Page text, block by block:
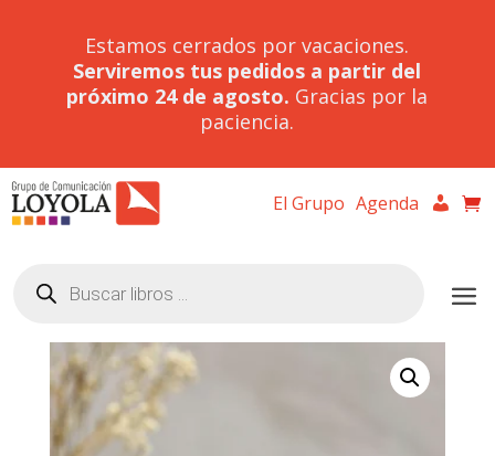
Estamos cerrados por vacaciones.
Serviremos tus pedidos a partir del
próximo 24 de agosto. Gracias por la
paciencia.
El Grupo Agenda
productos